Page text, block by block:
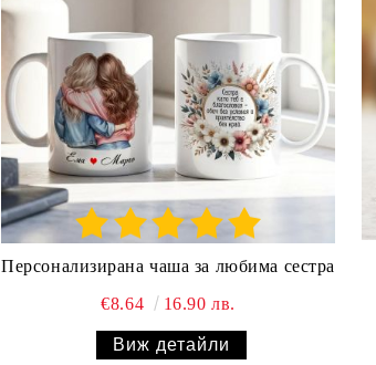
Персонализирана чаша за любима сестра
€8.64 16.90 лв.
Виж детайли